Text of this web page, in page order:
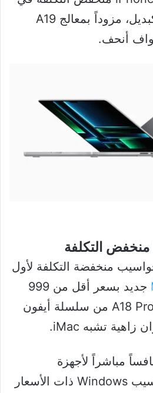
أوائل العام الماضي كبديل، مزوداً بمعالج A19
أنحف.
منخفضة التكلفة لأول
جديد بسعر أقل من 999
دولاراً، مزوداً بمعالج A18 Pro من سلسلة أيفون
مباشراً لأجهزة
Chromebook وحواسيب Windows ذات الأسعار